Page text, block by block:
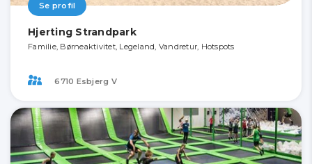
Se profil
Hjerting Strandpark
Familie, Børneaktivitet, Legeland, Vandretur, Hotspots
6710 Esbjerg V